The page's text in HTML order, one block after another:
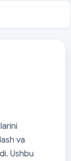
va
Ushbu